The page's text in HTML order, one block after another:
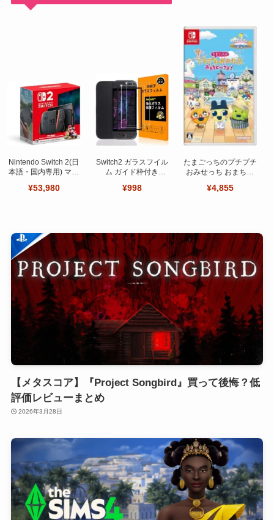
Nintendo Switch 2(日
本語・国内専用) マリ
ット
¥53,980
Switch2 ガラスフイル
ム ガイド枠付き
ット 日本旭硝子製-高
¥998
たまごっちのプチプチ
おみせっち おまちど
¥4,855
【メタスコア】『Project Songbird』買って後悔？低
評価レビューまとめ
2026年3月28日